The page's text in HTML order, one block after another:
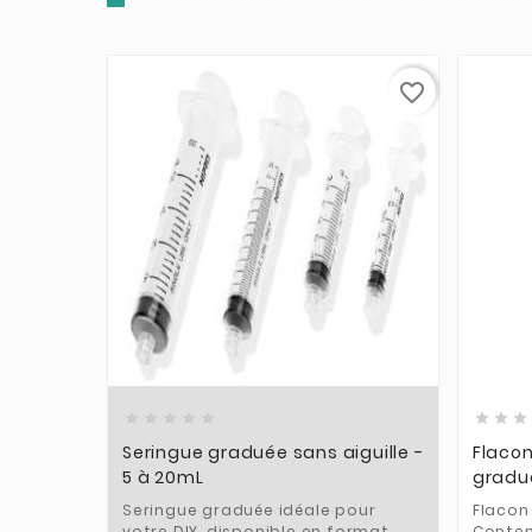

Seringue graduée sans aiguille -
5 à 20mL
Seringue graduée idéale pour
favorite_border
  